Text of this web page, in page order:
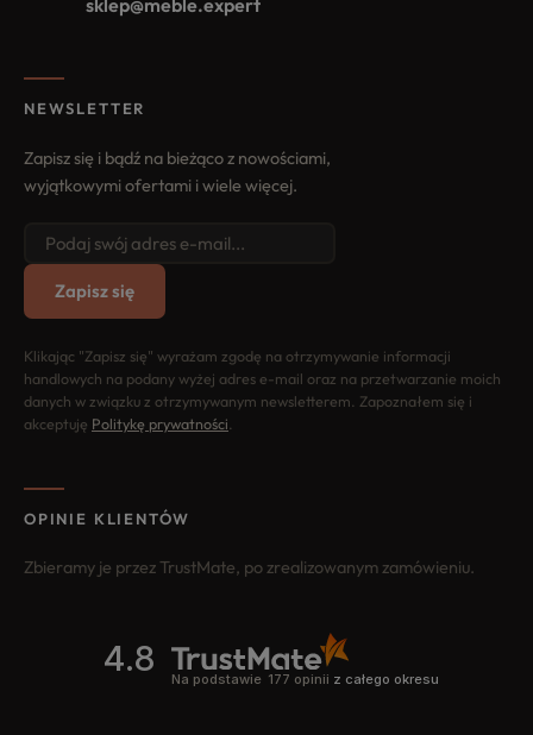
sklep@meble.expert
NEWSLETTER
Zapisz się i bądź na bieżąco z nowościami,
wyjątkowymi ofertami i wiele więcej.
Zapisz się
Klikając "Zapisz się" wyrażam zgodę na otrzymywanie informacji
handlowych na podany wyżej adres e-mail oraz na przetwarzanie moich
danych w związku z otrzymywanym newsletterem. Zapoznałem się i
akceptuję Politykę prywatności
OPINIE KLIENTÓW
Zbieramy je przez TrustMate, po zrealizowanym zamówieniu.